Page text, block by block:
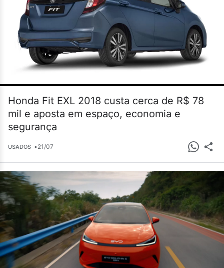
Honda Fit EXL 2018 custa cerca de R$ 78
mil e aposta em espaço, economia e
segurança
USADOS •21/07